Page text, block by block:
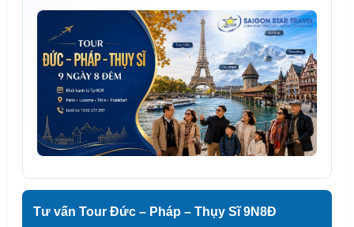
Tư vấn Tour Đức – Pháp – Thụy Sĩ 9N8Đ